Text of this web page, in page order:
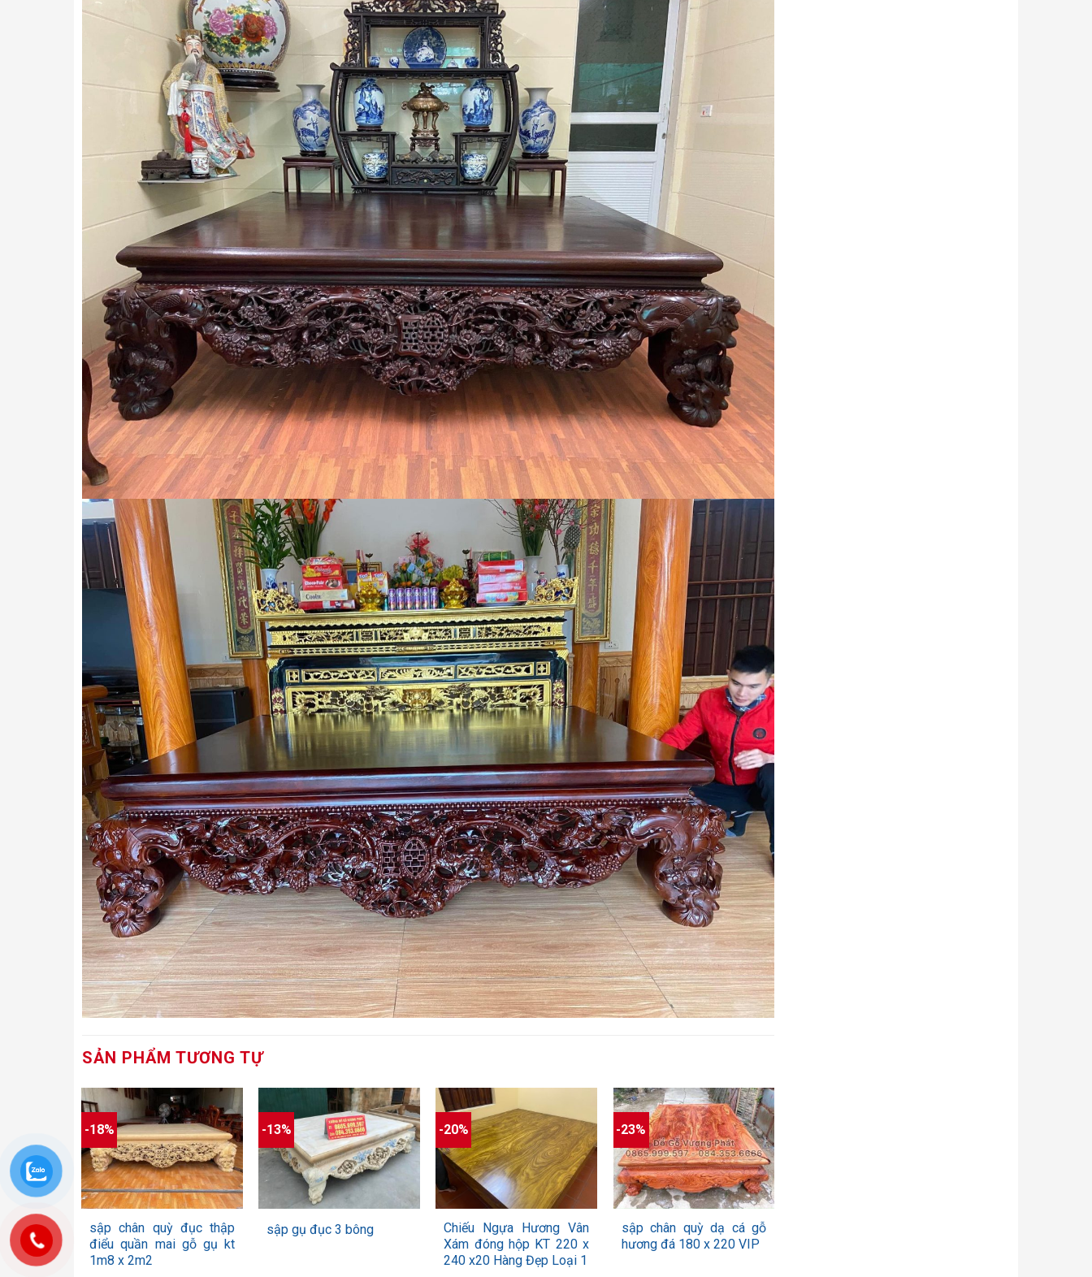
5.00trên 5
dựa trên
1
đánh giá
1
SẢN PHẨM TƯƠNG TỰ
-18%
+
sập chân quỳ đục thập
điểu quần mai gỗ gụ kt
1m8 x 2m2
-13%
sập gụ đục 3 bông
-20%
+
Chiếu Ngựa Hương Vân
Xám đóng hộp KT 220 x
240 x20 Hàng Đẹp Loại 1
-23%
+
sập chân quỳ dạ cá gỗ
hương đá 180 x 220 VIP